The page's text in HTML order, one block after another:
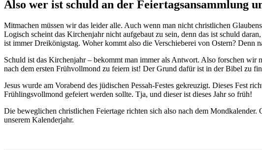
Also wer ist schuld an der Feiertagsansammlung
Mitmachen müssen wir das leider alle. Auch wenn man nicht christlichen
Logisch scheint das Kirchenjahr nicht aufgebaut zu sein, denn das ist schuld
ist immer Dreikönigstag. Woher kommt also die Verschieberei von Ostern?
Schuld ist das Kirchenjahr – bekommt man immer als Antwort. Also forschen wir
nach dem ersten Frühvollmond zu feiern ist! Der Grund dafür ist in der Bibel zu
Jesus wurde am Vorabend des jüdischen Pessah-Festes gekreuzigt. Dieses Fest
Frühlingsvollmond gefeiert werden sollte. Tja, und dieser ist dieses Jahr so früh!
Die beweglichen christlichen Feiertage richten sich also nach dem
unserem Kalenderjahr.